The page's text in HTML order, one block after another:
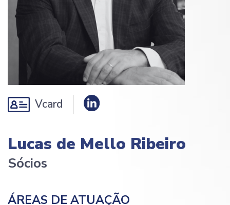
Vcard
Lucas de Mello Ribeiro
Sócios
ÁREAS DE ATUAÇÃO